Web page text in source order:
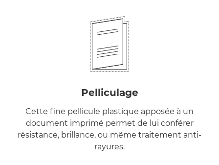
Pelliculage
Cette fine pellicule plastique apposée à un
document imprimé permet de lui conférer
résistance, brillance, ou même traitement anti-
rayures.